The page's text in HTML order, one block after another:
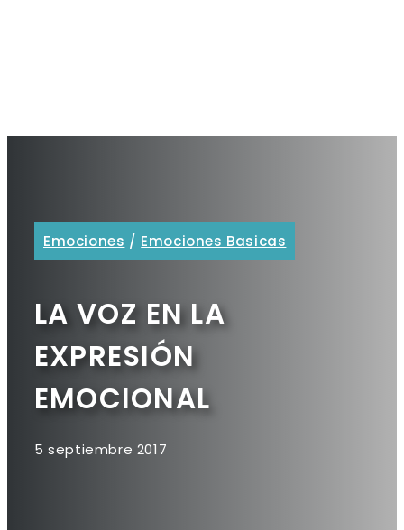
Emociones / Emociones Basicas
LA VOZ EN LA
EXPRESIÓN
EMOCIONAL
5 septiembre 2017